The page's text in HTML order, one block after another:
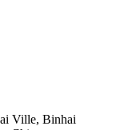
Ville, Binhai